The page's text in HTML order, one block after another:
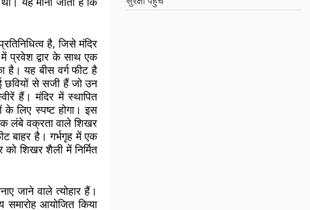
है, जिसे मंदिर
प्रवेश द्वार के साथ एक
है। यह बीस वर्ग फीट है
छवियों से सजी हैं जो उन
हैं। मंदिर में स्थापित
लिए स्पष्ट होगा। इस
लंबे वक्रता वाले शिखर
बाहर है। गर्भगृह में एक
शिखर शैली में निर्मित
जाने वाले त्योहार हैं।
समारोह आयोजित किया